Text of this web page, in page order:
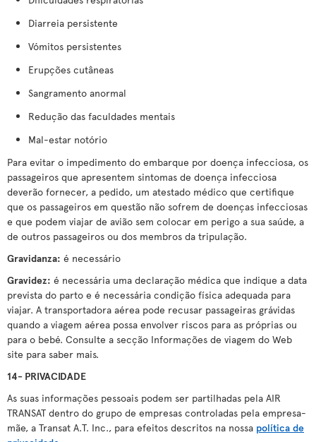
Diarreia persistente
Vómitos persistentes
Erupções cutâneas
Sangramento anormal
Redução das faculdades mentais
Mal-estar notório
Para evitar o impedimento do embarque por doença infecciosa, os
passageiros que apresentem sintomas de doença infecciosa
deverão fornecer, a pedido, um atestado médico que certifique
que os passageiros em questão não sofrem de doenças infecciosas
e que podem viajar de avião sem colocar em perigo a sua saúde, a
de outros passageiros ou dos membros da tripulação.
Gravidanza: é necessário
Gravidez: é necessária uma declaração médica que indique a data
prevista do parto e é necessária condição física adequada para
viajar. A transportadora aérea pode recusar passageiras grávidas
quando a viagem aérea possa envolver riscos para as próprias ou
para o bebé. Consulte a secção Informações de viagem do Web
site para saber mais.
14- PRIVACIDADE
As suas informações pessoais podem ser partilhadas pela AIR
TRANSAT dentro do grupo de empresas controladas pela empresa-
mãe, a Transat A.T. Inc., para efeitos descritos na nossa política de